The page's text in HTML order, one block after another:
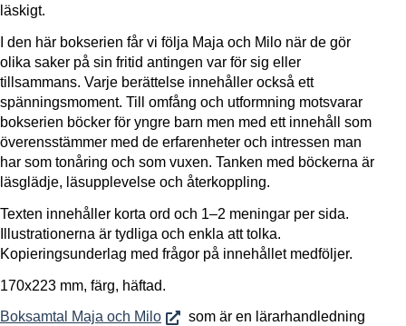
läskigt.
I den här bokserien får vi följa Maja och Milo när de gör
olika saker på sin fritid antingen var för sig eller
tillsammans. Varje berättelse innehåller också ett
spänningsmoment. Till omfång och utformning motsvarar
bokserien böcker för yngre barn men med ett innehåll som
överensstämmer med de erfarenheter och intressen man
har som tonåring och som vuxen. Tanken med böckerna är
läsglädje, läsupplevelse och återkoppling.
Texten innehåller korta ord och 1–2 meningar per sida.
Illustrationerna är tydliga och enkla att tolka.
Kopieringsunderlag med frågor på innehållet medföljer.
170x223 mm, färg, häftad.
Boksamtal Maja och Milo
som är en lärarhandledning